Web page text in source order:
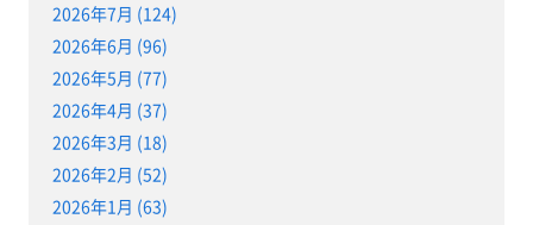
2026年7月 (124)
2026年6月 (96)
2026年5月 (77)
2026年4月 (37)
2026年3月 (18)
2026年2月 (52)
2026年1月 (63)